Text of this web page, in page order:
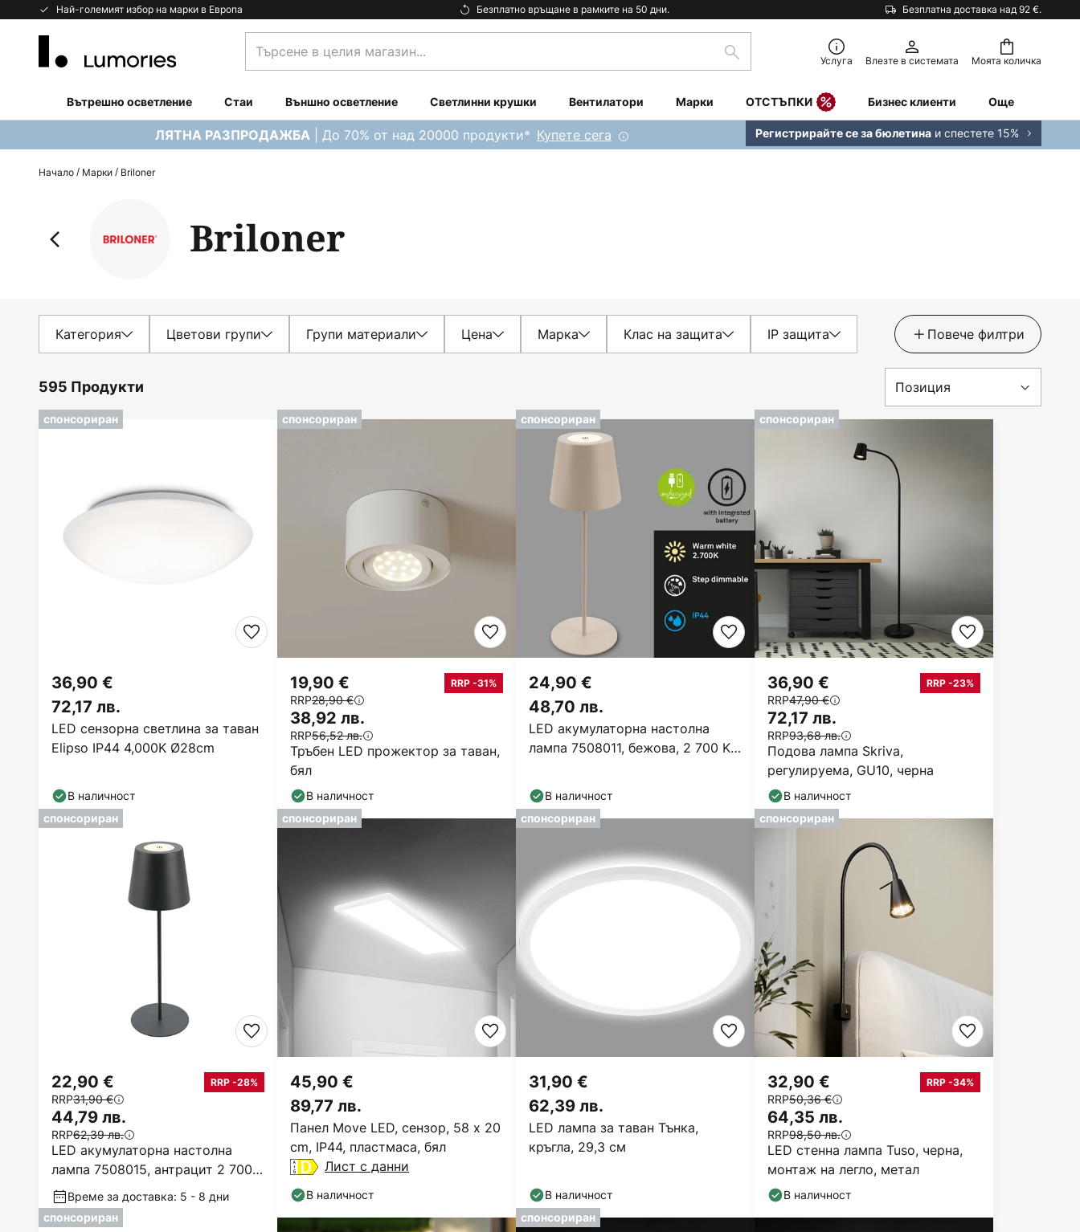
Най-големият избор на марки в Европа Безплатно връщане в рамките на 50 дни. Безплатна доставка над 92 €.
Прескачане
Моята количка
магазин...
Търсене Услуга Влезте в системата
Вътрешно осветление Стаи Външно осветление Светлинни крушки Вентилатори Марки ОТСТЪПКИ Бизнес клиенти Още
ЛЯТНА РАЗПРОДАЖБА | До 70% от над 20000 продукти* Купете сега Регистрирайте се за бюлетина и спестете 15%
Начало Марки Briloner
Briloner
Категория Цветови групи Групи материали Цена Марка Клас на защита IP защита Повече филтри
595 Продукти
спонсориран
LED сензорна светлина за таван
Elipso IP44 4,000K Ø28cm
36,90 €
72,17 лв.
В наличност
спонсориран
Тръбен LED прожектор за таван,
бял
19,90 € RRP -31%
RRP28,90 €
38,92 лв.
RRP56,52 лв.
В наличност
спонсориран
LED акумулаторна настолна
лампа 7508011, бежова, 2 700 K
24,90 €
48,70 лв.
В наличност
спонсориран
Подова лампа Skriva,
регулируема, GU10, черна
36,90 € RRP -23%
RRP47,90 €
72,17 лв.
RRP93,68 лв.
В наличност
спонсориран
LED акумулаторна настолна
лампа 7508015, антрацит 2 700 K
IP44 Touchdim
22,90 € RRP -28%
RRP31,90 €
44,79 лв.
RRP62,39 лв.
Време за доставка: 5 - 8 дни
спонсориран
Панел Move LED, сензор, 58 x 20
cm, IP44, пластмаса, бял
45,90 €
89,77 лв.
Лист с данни
В наличност
спонсориран
LED лампа за таван Тънка,
кръгла, 29,3 см
31,90 €
62,39 лв.
В наличност
спонсориран
LED стенна лампа Tuso, черна,
монтаж на легло, метал
32,90 € RRP -34%
RRP50,36 €
64,35 лв.
RRP98,50 лв.
В наличност
спонсориран спонсориран